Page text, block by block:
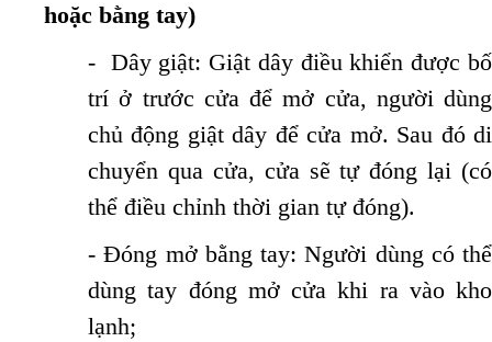
hoặc bằng tay)
- Dây giật: Giật dây điều khiển được bố
trí ở trước cửa để mở cửa, người dùng
chủ động giật dây để cửa mở. Sau đó di
chuyển qua cửa, cửa sẽ tự đóng lại (có
thể điều chỉnh thời gian tự đóng).
- Đóng mở bằng tay: Người dùng có thể
dùng tay đóng mở cửa khi ra vào kho
lạnh;